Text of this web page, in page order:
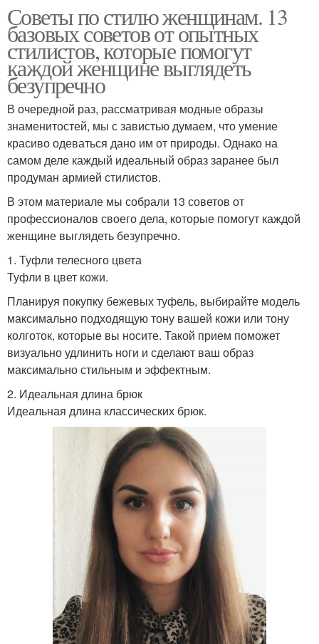
Советы по стилю женщинам. 13
базовых советов от опытных
стилистов, которые помогут
каждой женщине выглядеть
безупречно
В очередной раз, рассматривая модные образы
знаменитостей, мы с завистью думаем, что умение
красиво одеваться дано им от природы. Однако на
самом деле каждый идеальный образ заранее был
продуман армией стилистов.
В этом материале мы собрали 13 советов от
профессионалов своего дела, которые помогут каждой
женщине выглядеть безупречно.
1. Туфли телесного цвета
Туфли в цвет кожи.
Планируя покупку бежевых туфель, выбирайте модель
максимально подходящую тону вашей кожи или тону
колготок, которые вы носите. Такой прием поможет
визуально удлинить ноги и сделают ваш образ
максимально стильным и эффектным.
2. Идеальная длина брюк
Идеальная длина классических брюк.